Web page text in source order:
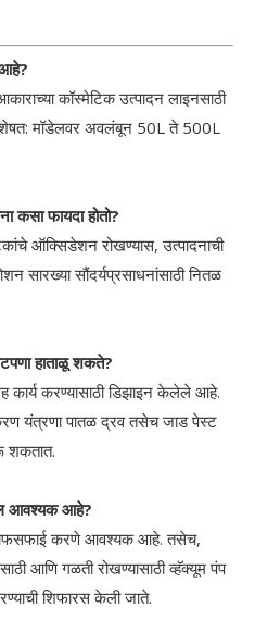
आहे?
कॉस्मेटिक उत्पादन लाइनसाठी
मॉडेलवर अवलंबून 50L ते 500L
कसा फायदा होतो?
ऑक्सिडेशन रोखण्यास, उत्पादनाची
सारख्या सौंदर्यप्रसाधनांसाठी नितळ
हाताळू शकते?
कार्य करण्यासाठी डिझाइन केलेले आहे.
यंत्रणा पातळ द्रव तसेच जाड पेस्ट
शकतात.
आवश्यक आहे?
करणे आवश्यक आहे. तसेच,
आणि गळती रोखण्यासाठी व्हॅक्यूम पंप
शिफारस केली जाते.